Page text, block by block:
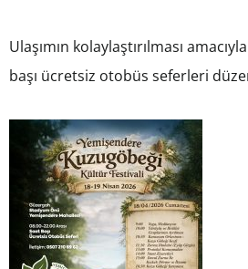
Ulaşımın kolaylaştırılması
başı ücretsiz otobüs seferleri